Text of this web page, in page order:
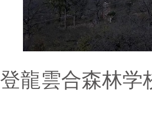
登龍雲合森林学